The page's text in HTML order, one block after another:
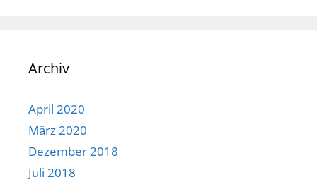
Archiv
April 2020
März 2020
Dezember 2018
Juli 2018